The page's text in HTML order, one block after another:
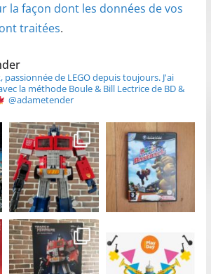
la façon dont les données de vos
traitées.
passionnée de LEGO depuis toujours.J'ai
la méthode Boule & Bill Lectrice de BD &
@adametender